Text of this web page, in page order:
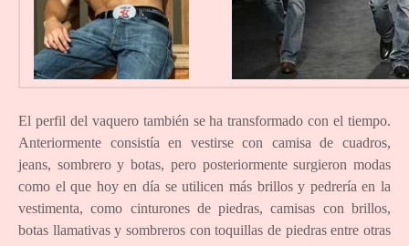
El perfil del vaquero también se ha transformado con el tiempo.
Anteriormente consistía en vestirse con camisa de cuadros,
jeans, sombrero y botas, pero posteriormente surgieron modas
como el que hoy en día se utilicen más brillos y pedrería en la
vestimenta, como cinturones de piedras, camisas con brillos,
botas llamativas y sombreros con toquillas de piedras entre otras